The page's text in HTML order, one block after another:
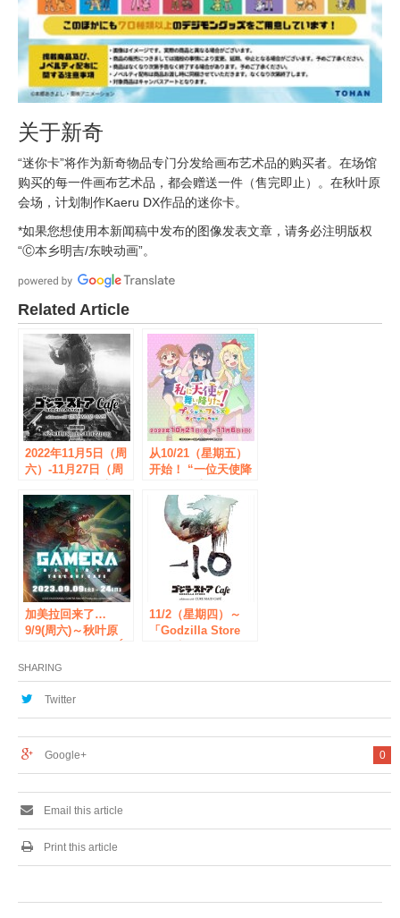
关于新奇
“迷你卡”将作为新奇物品专门分发给画布艺术品的购买者。在场馆
购买的每一件画布艺术品，都会赠送一件（售完即止）。在秋叶原
会场，计划制作Kaeru DX作品的迷你卡。
*如果您想使用本新闻稿中发布的图像发表文章，请务必注明版权
“Ⓒ本乡明吉/东映动画”。
Related Article
2022年11月5日（周
六）-11月27日（周
作咖啡厅将在秋叶原
CURE MAID
CAFE’（Cure Maid
Cafe）举行[Tablier
Marketing Co.,
Ltd.]
从10/21（星期五）
开始！ “一位天使降
Precious Friends”
将在外卖合作咖啡厅
秋叶原CURE MAID
CAFE’举办！ [塔夫
利尔营销有限公司]
加美拉回来了…
9/9(周六)～秋叶原
将举办“GAMERA -
Rebirth-”外卖咖啡
厅！ [泰比利营销有
11/2（星期四）～
「Godzilla Store
再次举办！ [泰比利
SHARING
Twitter
0
Google+
Email this article
Print this article